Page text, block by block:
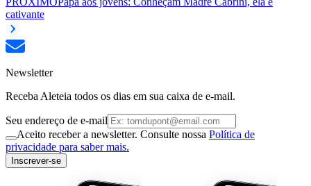
cativante
Newsletter
Receba Aleteia todos os dias em sua caixa de e-mail.
Seu endereço de e-mail
Aceito receber a newsletter. Consulte nossa Política de
privacidade para saber mais.
Inscrever-se